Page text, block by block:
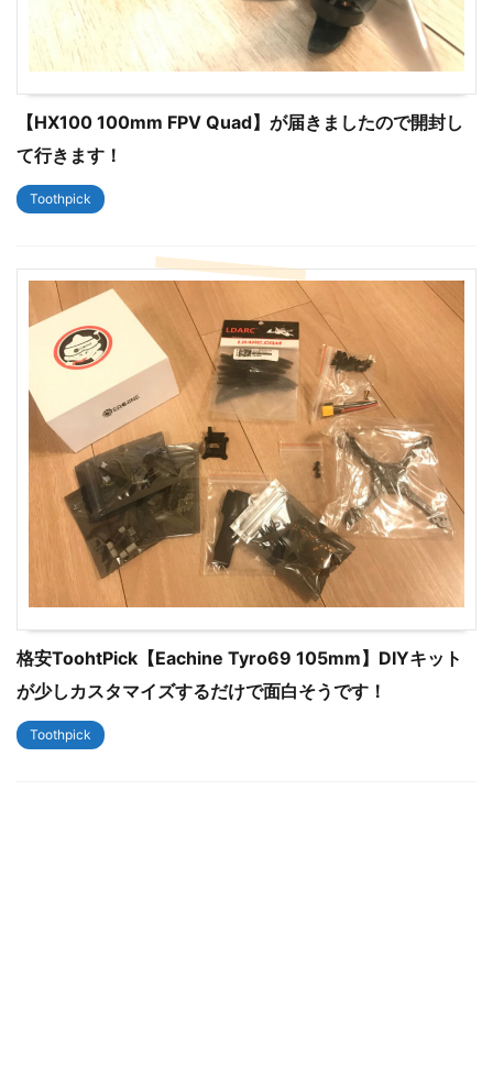
【HX100 100mm FPV Quad】が届きましたので開封し
て行きます！
Toothpick
格安ToohtPick【Eachine Tyro69 105mm】DIYキット
が少しカスタマイズするだけで面白そうです！
Toothpick